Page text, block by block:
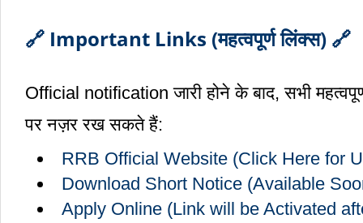
🔗 Important Links (महत्वपूर्ण लिंक्स) 🔗
Official notification जारी होने के बाद, सभी
पर नज़र रख सकते हैं:
RRB Official Website (Click Here for
Download Short Notice (Available
Apply Online (Link will be Activated